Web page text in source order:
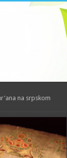
na srpskom